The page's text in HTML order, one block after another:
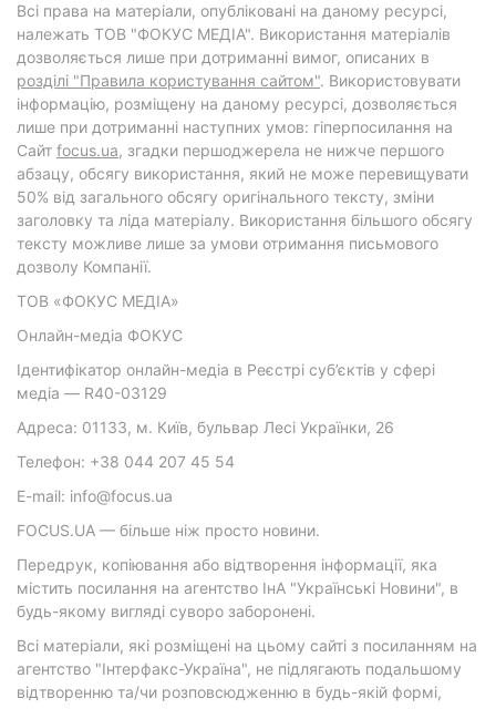
Всі права на матеріали, опубліковані на даному ресурсі,
належать ТОВ "ФОКУС МЕДІА". Використання матеріалів
дозволяється лише при дотриманні вимог, описаних в
розділі "Правила користування сайтом". Використовувати
інформацію, розміщену на даному ресурсі, дозволяється
лише при дотриманні наступних умов: гіперпосилання на
Cайт focus.ua, згадки першоджерела не нижче першого
абзацу, обсягу використання, який не може перевищувати
50% від загального обсягу оригінального тексту, зміни
заголовку та ліда матеріалу. Використання більшого обсягу
тексту можливе лише за умови отримання письмового
дозволу Компанії.
ТОВ «ФОКУС МЕДІА»
Онлайн-медіа ФОКУС
Ідентифікатор онлайн-медіа в Реєстрі суб’єктів у сфері
медіа — R40-03129
Адреса: 01133, м. Київ, бульвар Лесі Українки, 26
Телефон: +38 044 207 45 54
E-mail: info@focus.ua
FOCUS.UA — більше ніж просто новини.
Передрук, копіювання або відтворення інформації, яка
містить посилання на агентство ІнА "Українські Новини", в
будь-якому вигляді суворо заборонені.
Всі матеріали, які розміщені на цьому сайті з посиланням на
агентство "Інтерфакс-Україна", не підлягають подальшому
відтворенню та/чи розповсюдженню в будь-якій формі,